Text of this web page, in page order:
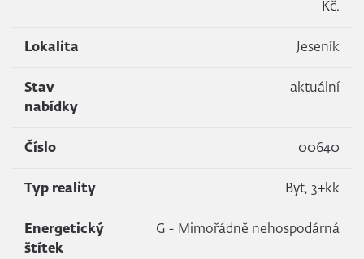
Kč.
Lokalita Jeseník
Stav
nabídky
aktuální
Číslo 00640
Typ reality Byt, 3+kk
Energetický
štítek
G - Mimořádně nehospodárná